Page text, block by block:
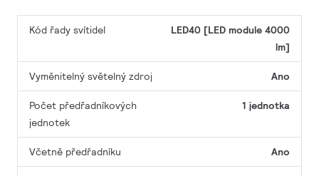
Kód řady svítidel
LED40 [LED module 4000
lm]
Vyměnitelný světelný zdroj Ano
Počet předřadníkových
jednotek
1 jednotka
Včetně předřadníku Ano